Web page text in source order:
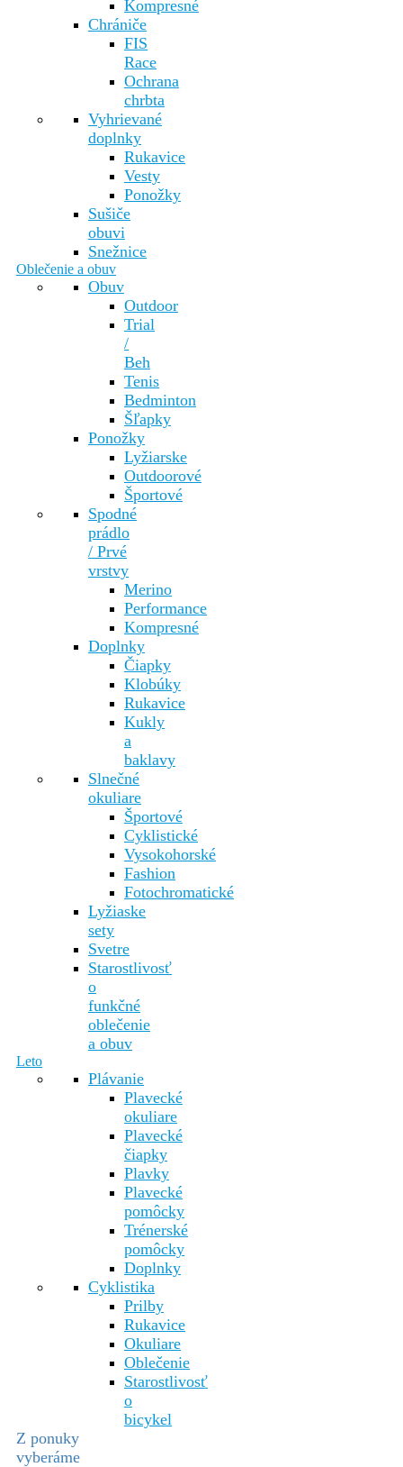
Kompresné
Chrániče
FIS
Race
Ochrana
chrbta
Vyhrievané
doplnky
Rukavice
Vesty
Ponožky
Sušiče
obuvi
Snežnice
Oblečenie a obuv
Obuv
Outdoor
Trial
/
Beh
Tenis
Bedminton
Šľapky
Ponožky
Lyžiarske
Outdoorové
Športové
Spodné
prádlo
/ Prvé
vrstvy
Merino
Performance
Kompresné
Doplnky
Čiapky
Klobúky
Rukavice
Kukly
a
baklavy
Slnečné
okuliare
Športové
Cyklistické
Vysokohorské
Fashion
Fotochromatické
Lyžiaske
sety
Svetre
Starostlivosť
o
funkčné
oblečenie
a obuv
Leto
Plávanie
Plavecké
okuliare
Plavecké
čiapky
Plavky
Plavecké
pomôcky
Trénerské
pomôcky
Doplnky
Cyklistika
Prilby
Rukavice
Okuliare
Oblečenie
Starostlivosť
o
bicykel
Z ponuky
vyberáme